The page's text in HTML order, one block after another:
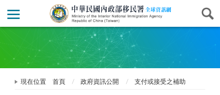
現在位置 首頁 政府資訊公開 支付或接受之補助